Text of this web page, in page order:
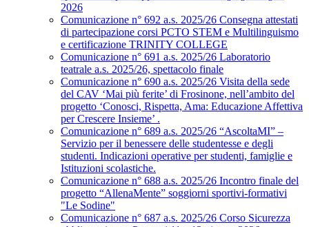
2026
Comunicazione n° 692 a.s. 2025/26 Consegna attestati
di partecipazione corsi PCTO STEM e Multilinguismo
e certificazione TRINITY COLLEGE
Comunicazione n° 691 a.s. 2025/26 Laboratorio
teatrale a.s. 2025/26, spettacolo finale
Comunicazione n° 690 a.s. 2025/26 Visita della sede
del CAV ‘Mai più ferite’ di Frosinone, nell’ambito del
progetto ‘Conosci, Rispetta, Ama: Educazione Affettiva
per Crescere Insieme’ .
Comunicazione n° 689 a.s. 2025/26 “AscoltaMI” –
Servizio per il benessere delle studentesse e degli
studenti. Indicazioni operative per studenti, famiglie e
Istituzioni scolastiche.
Comunicazione n° 688 a.s. 2025/26 Incontro finale del
progetto “AllenaMente” soggiorni sportivi‑formativi
"Le Sodine"
Comunicazione n° 687 a.s. 2025/26 Corso Sicurezza